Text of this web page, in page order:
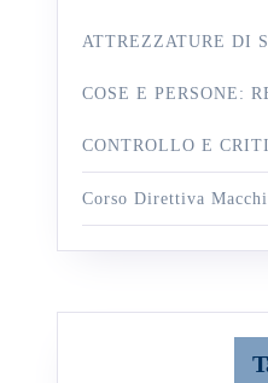
ATTREZZATURE DI
COSE E PERSONE:
CONTROLLO E
Corso Direttiva